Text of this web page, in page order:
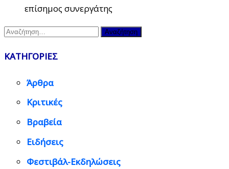
επίσημος συνεργάτης
Αναζήτηση
ΚΑΤΗΓΟΡΙΕΣ
Άρθρα
Κριτικές
Βραβεία
Ειδήσεις
Φεστιβάλ-Εκδηλώσεις